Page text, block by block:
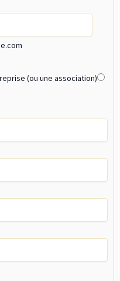
(ou une association)